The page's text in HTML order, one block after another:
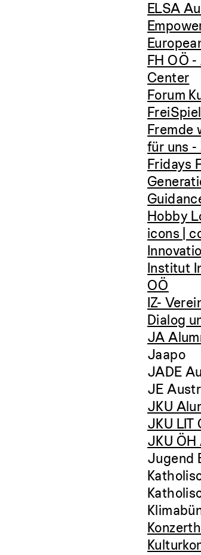
ELSA
FH OÖ
Center
Forum
Fremde
für uns
Fridays
Hobby
icons |
Institut
OÖ
IZ-
Dialog
JA
Jaapo
JADE
JE
JKU
JKU LIT
JKU
Jugend